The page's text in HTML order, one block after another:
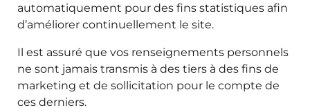
automatiquement pour des fins statistiques afin
d’améliorer continuellement le site.
Il est assuré que vos renseignements personnels
ne sont jamais transmis à des tiers à des fins de
marketing et de sollicitation pour le compte de
ces derniers.